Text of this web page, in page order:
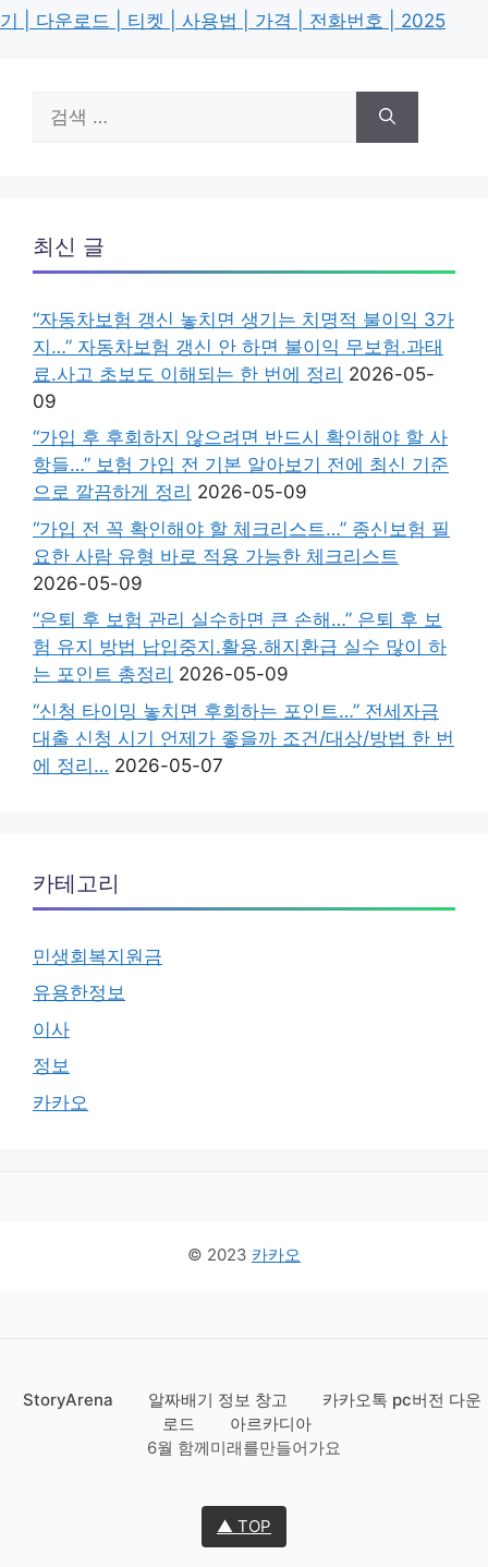
기 | 다운로드 | 티켓 | 사용법 | 가격 | 전화번호 | 2025
색:
최신 글
“자동차보험 갱신 놓치면 생기는 치명적 불이익 3가
지…” 자동차보험 갱신 안 하면 불이익 무보험.과태
료.사고 초보도 이해되는 한 번에 정리 2026-05-
09
“가입 후 후회하지 않으려면 반드시 확인해야 할 사
항들…” 보험 가입 전 기본 알아보기 전에 최신 기준
으로 깔끔하게 정리 2026-05-09
“가입 전 꼭 확인해야 할 체크리스트…” 종신보험 필
요한 사람 유형 바로 적용 가능한 체크리스트
2026-05-09
“은퇴 후 보험 관리 실수하면 큰 손해…” 은퇴 후 보
험 유지 방법 납입중지.활용.해지환급 실수 많이 하
는 포인트 총정리 2026-05-09
“신청 타이밍 놓치면 후회하는 포인트…” 전세자금
대출 신청 시기 언제가 좋을까 조건/대상/방법 한 번
에 정리… 2026-05-07
카테고리
민생회복지원금
유용한정보
이사
정보
카카오
© 2023 카카오
StoryArena 알짜배기 정보 창고
카카오톡 pc버전 다운
로드
아르카디아
6월 함께미래를만들어가요
▲ TOP